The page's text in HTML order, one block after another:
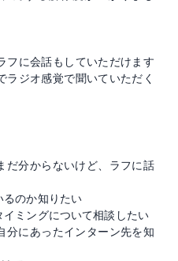
フに会話もしていただけます
ラジオ感覚で聞いていただく
分からないけど、ラフに話
のか知りたい
ミングについて相談したい
にあったインターン先を知